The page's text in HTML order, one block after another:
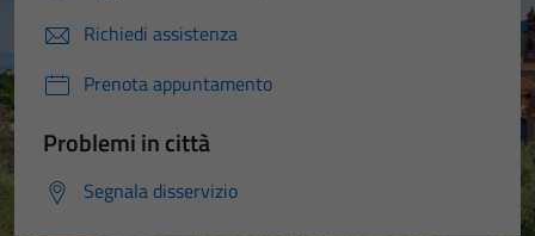
Richiedi assistenza
Prenota appuntamento
Problemi in città
Segnala disservizio